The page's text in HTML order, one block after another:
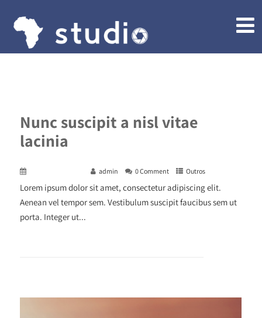
Nunc suscipit a nisl vitae
lacinia
admin 0 Comment Outros
Lorem ipsum dolor sit amet, consectetur adipiscing elit.
Aenean vel tempor sem. Vestibulum suscipit faucibus sem ut
porta. Integer ut...